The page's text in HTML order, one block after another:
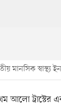
মানসিক স্বাস্থ্য
আলো ট্রাস্টের